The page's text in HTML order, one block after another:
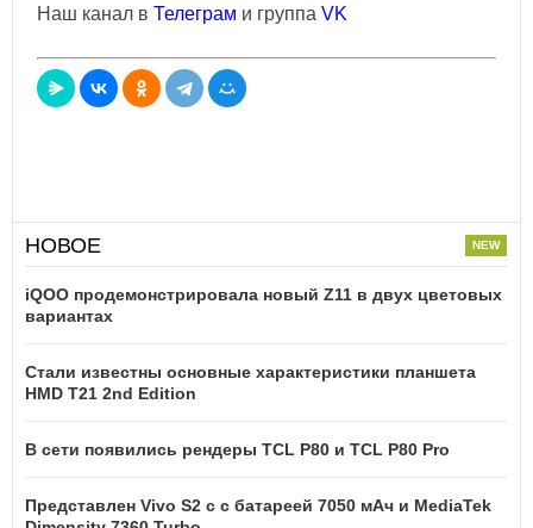
Наш канал в Телеграм и группа VK
НОВОЕ
iQOO продемонстрировала новый Z11 в двух цветовых
вариантах
Стали известны основные характеристики планшета
HMD T21 2nd Edition
В сети появились рендеры TCL P80 и TCL P80 Pro
Представлен Vivo S2 с с батареей 7050 мАч и MediaTek